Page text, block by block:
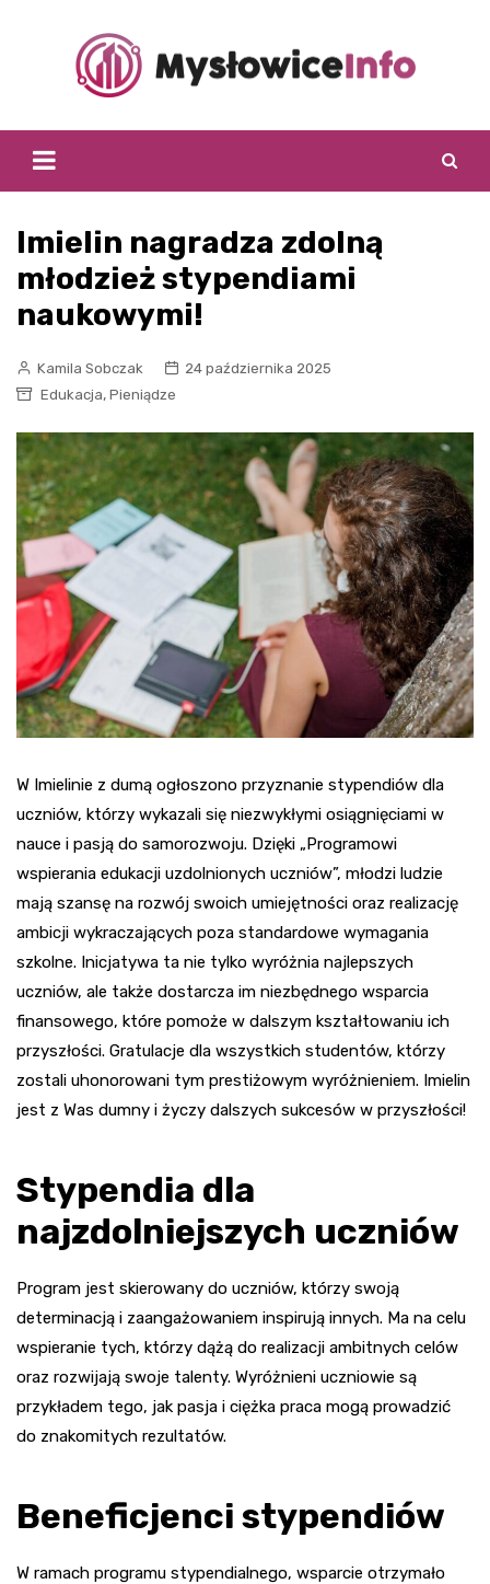
Imielin nagradza zdolną
młodzież stypendiami
naukowymi!
Kamila Sobczak
24 października 2025
Edukacja, Pieniądze
W Imielinie z dumą ogłoszono przyznanie stypendiów dla
uczniów, którzy wykazali się niezwykłymi osiągnięciami w
nauce i pasją do samorozwoju. Dzięki „Programowi
wspierania edukacji uzdolnionych uczniów”, młodzi ludzie
mają szansę na rozwój swoich umiejętności oraz realizację
ambicji wykraczających poza standardowe wymagania
szkolne. Inicjatywa ta nie tylko wyróżnia najlepszych
uczniów, ale także dostarcza im niezbędnego wsparcia
finansowego, które pomoże w dalszym kształtowaniu ich
przyszłości. Gratulacje dla wszystkich studentów, którzy
zostali uhonorowani tym prestiżowym wyróżnieniem. Imielin
jest z Was dumny i życzy dalszych sukcesów w przyszłości!
Stypendia dla
najzdolniejszych uczniów
Program jest skierowany do uczniów, którzy swoją
determinacją i zaangażowaniem inspirują innych. Ma na celu
wspieranie tych, którzy dążą do realizacji ambitnych celów
oraz rozwijają swoje talenty. Wyróżnieni uczniowie są
przykładem tego, jak pasja i ciężka praca mogą prowadzić
do znakomitych rezultatów.
Beneficjenci stypendiów
W ramach programu stypendialnego, wsparcie otrzymało